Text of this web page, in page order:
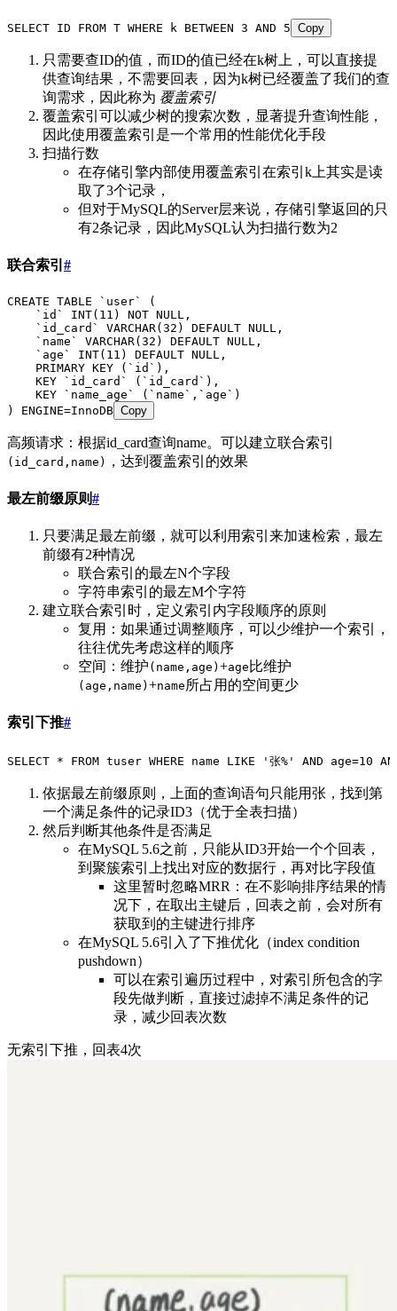
SELECT ID FROM T WHERE k BETWEEN 3 AND 5 Copy
只需要查ID的值，而ID的值已经在k树上，可以直接提
供查询结果，不需要回表，因为k树已经覆盖了我们的查
询需求，因此称为 覆盖索引
覆盖索引可以减少树的搜索次数，显著提升查询性能，
因此使用覆盖索引是一个常用的性能优化手段
扫描行数
在存储引擎内部使用覆盖索引在索引k上其实是读
取了3个记录，
但对于MySQL的Server层来说，存储引擎返回的只
有2条记录，因此MySQL认为扫描行数为2
联合索引 #
CREATE TABLE ` user` (
    `
id ` INT( 11 ) NOT NULL ,
    `
id_card ` VARCHAR(32 ) DEFAULT NULL ,
    `
name ` VARCHAR(32 ) DEFAULT NULL ,
    `
age ` INT( 11 ) DEFAULT NULL ,
    PRIMARY KEY
( ` id ` ),
    KEY
` id_card ` ( ` id_card ` ),
    KEY
` name_age ` ( ` name ` , ` age ` )
) ENGINE=InnoDB Copy
高频请求：根据id_card查询name。可以建立联合索引
(id_card,name) ，达到覆盖索引的效果
最左前缀原则#
只要满足最左前缀，就可以利用索引来加速检索，最左
前缀有2种情况
联合索引的最左N个字段
字符串索引的最左M个字符
建立联合索引时，定义索引内字段顺序的原则
复用：如果通过调整顺序，可以少维护一个索引，
往往优先考虑这样的顺序
空间：维护 (name,age) +age 比维护
(age,name) +name 所占用的空间更少
索引下推#
SELECT * FROM tuser WHERE name LIKE ' 张% ' AND age=10
依据最左前缀原则，上面的查询语句只能用张，找到第
一个满足条件的记录ID3（优于全表扫描）
然后判断其他条件是否满足
在MySQL 5.6之前，只能从ID3开始一个个回表，
到聚簇索引上找出对应的数据行，再对比字段值
这里暂时忽略MRR：在不影响排序结果的情
况下，在取出主键后，回表之前，会对所有
获取到的主键进行排序
在MySQL 5.6引入了下推优化（index condition
pushdown）
可以在索引遍历过程中，对索引所包含的字
段先做判断，直接过滤掉不满足条件的记
录，减少回表次数
无索引下推，回表4次